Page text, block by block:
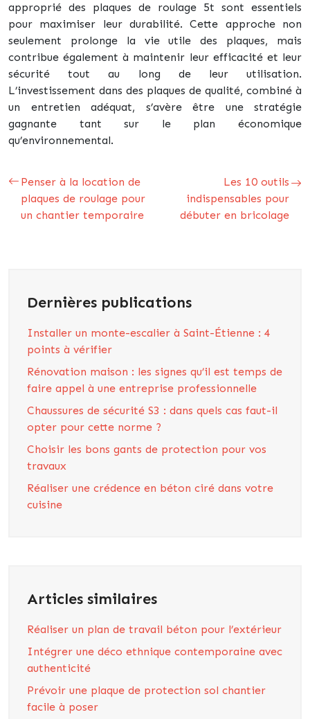
approprié des plaques de roulage 5t sont essentiels
pour maximiser leur durabilité. Cette approche non
seulement prolonge la vie utile des plaques, mais
contribue également à maintenir leur efficacité et leur
sécurité tout au long de leur utilisation.
L’investissement dans des plaques de qualité, combiné à
un entretien adéquat, s’avère être une stratégie
gagnante tant sur le plan économique
qu’environnemental.
Penser à la location de
plaques de roulage pour
un chantier temporaire
Les 10 outils
indispensables pour
débuter en bricolage
Dernières publications
Installer un monte-escalier à Saint-Étienne : 4
points à vérifier
Rénovation maison : les signes qu’il est temps de
faire appel à une entreprise professionnelle
Chaussures de sécurité S3 : dans quels cas faut-il
opter pour cette norme ?
Choisir les bons gants de protection pour vos
travaux
Réaliser une crédence en béton ciré dans votre
cuisine
Articles similaires
Réaliser un plan de travail béton pour l’extérieur
Intégrer une déco ethnique contemporaine avec
authenticité
Prévoir une plaque de protection sol chantier
facile à poser